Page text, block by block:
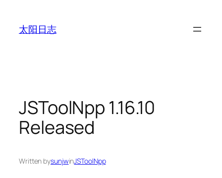
太阳日志
JSToolNpp 1.16.10
Released
Written bysunjwinJSToolNpp